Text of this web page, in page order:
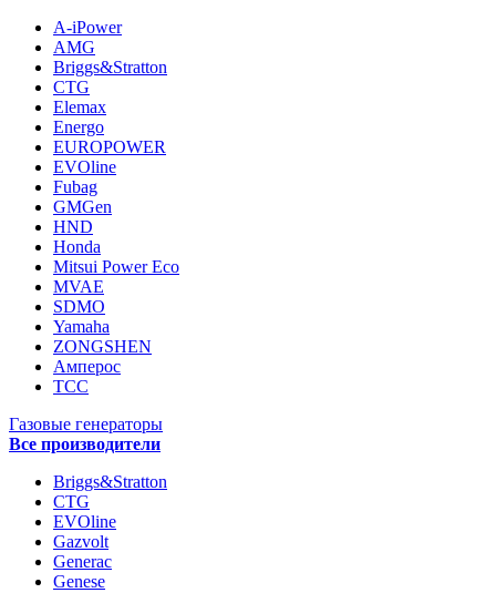
A-iPower
AMG
Briggs&Stratton
CTG
Elemax
Energo
EUROPOWER
EVOline
Fubag
GMGen
HND
Honda
Mitsui Power Eco
MVAE
SDMO
Yamaha
ZONGSHEN
Амперос
ТСС
Газовые генераторы
Все производители
Briggs&Stratton
CTG
EVOline
Gazvolt
Generac
Genese